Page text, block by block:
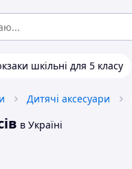
шкільні для 5 класу
Дитячі аксесуари
в Україні